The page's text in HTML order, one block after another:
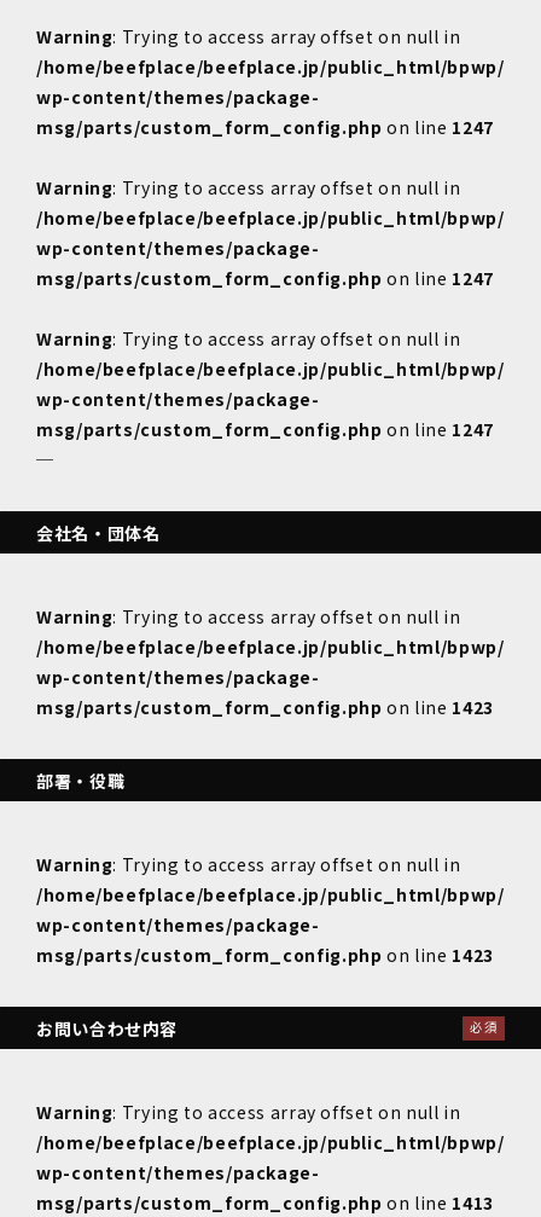
Warning: Trying to access array offset on null in
/home/beefplace/beefplace.jp/public_html/bpwp/
wp-content/themes/package-
msg/parts/custom_form_config.php on line 1247
Warning: Trying to access array offset on null in
/home/beefplace/beefplace.jp/public_html/bpwp/
wp-content/themes/package-
msg/parts/custom_form_config.php on line 1247
Warning: Trying to access array offset on null in
/home/beefplace/beefplace.jp/public_html/bpwp/
wp-content/themes/package-
msg/parts/custom_form_config.php on line 1247
─
会社名・団体名
Warning: Trying to access array offset on null in
/home/beefplace/beefplace.jp/public_html/bpwp/
wp-content/themes/package-
msg/parts/custom_form_config.php on line 1423
部署・役職
Warning: Trying to access array offset on null in
/home/beefplace/beefplace.jp/public_html/bpwp/
wp-content/themes/package-
msg/parts/custom_form_config.php on line 1423
必須
お問い合わせ内容
Warning: Trying to access array offset on null in
/home/beefplace/beefplace.jp/public_html/bpwp/
wp-content/themes/package-
msg/parts/custom_form_config.php on line 1413